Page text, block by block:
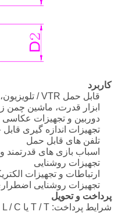
کاربرد
قابل حمل VTR / تلویزیون، ضبط صوت، رادیو و غیره
ابزار قدرت، ماشین چمن
دوربین و تجهیزات عکاسی
تجهیزات اندازه گیری
تلفن های قابل حمل
اسباب بازی های قدرتمند
تجهیزات روشنایی
ارتباطات و تجهیزات
تجهیزات روشنایی
پرداخت و تحویل
شرایط پرداخت: T / T یا L / C در دید، پی پال.